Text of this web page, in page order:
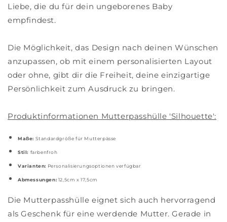
Liebe, die du für dein ungeborenes Baby
empfindest.
Die Möglichkeit, das Design nach deinen Wünschen
anzupassen, ob mit einem personalisierten Layout
oder ohne, gibt dir die Freiheit, deine einzigartige
Persönlichkeit zum Ausdruck zu bringen.
Produktinformationen Mutterpasshülle 'Silhouette':
Maße: Standardgröße für Mutterpässe
Stil: farbenfroh
Varianten: Personalisierungsoptionen verfügbar
Abmessungen: 12,5cm x 17,5cm
Die Mutterpasshülle eignet sich auch hervorragend
als Geschenk für eine werdende Mutter. Gerade in